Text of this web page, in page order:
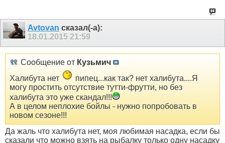
Avtovan сказал(-а):
18.01.2015 21:59
Сообщение от Кузьмич
Халибута нет
пипец...как так? нет халибута....Я
могу простить отсутствие тутти-фрутти, но без
халибута это уже скандал!!!
А в целом неплохие бойлы - нужно попробовать в
новом сезоне!!!
Да жаль что халибута нет, моя любимая насадка, если бы
сказали что можно взять на рыбалку только одну насадку